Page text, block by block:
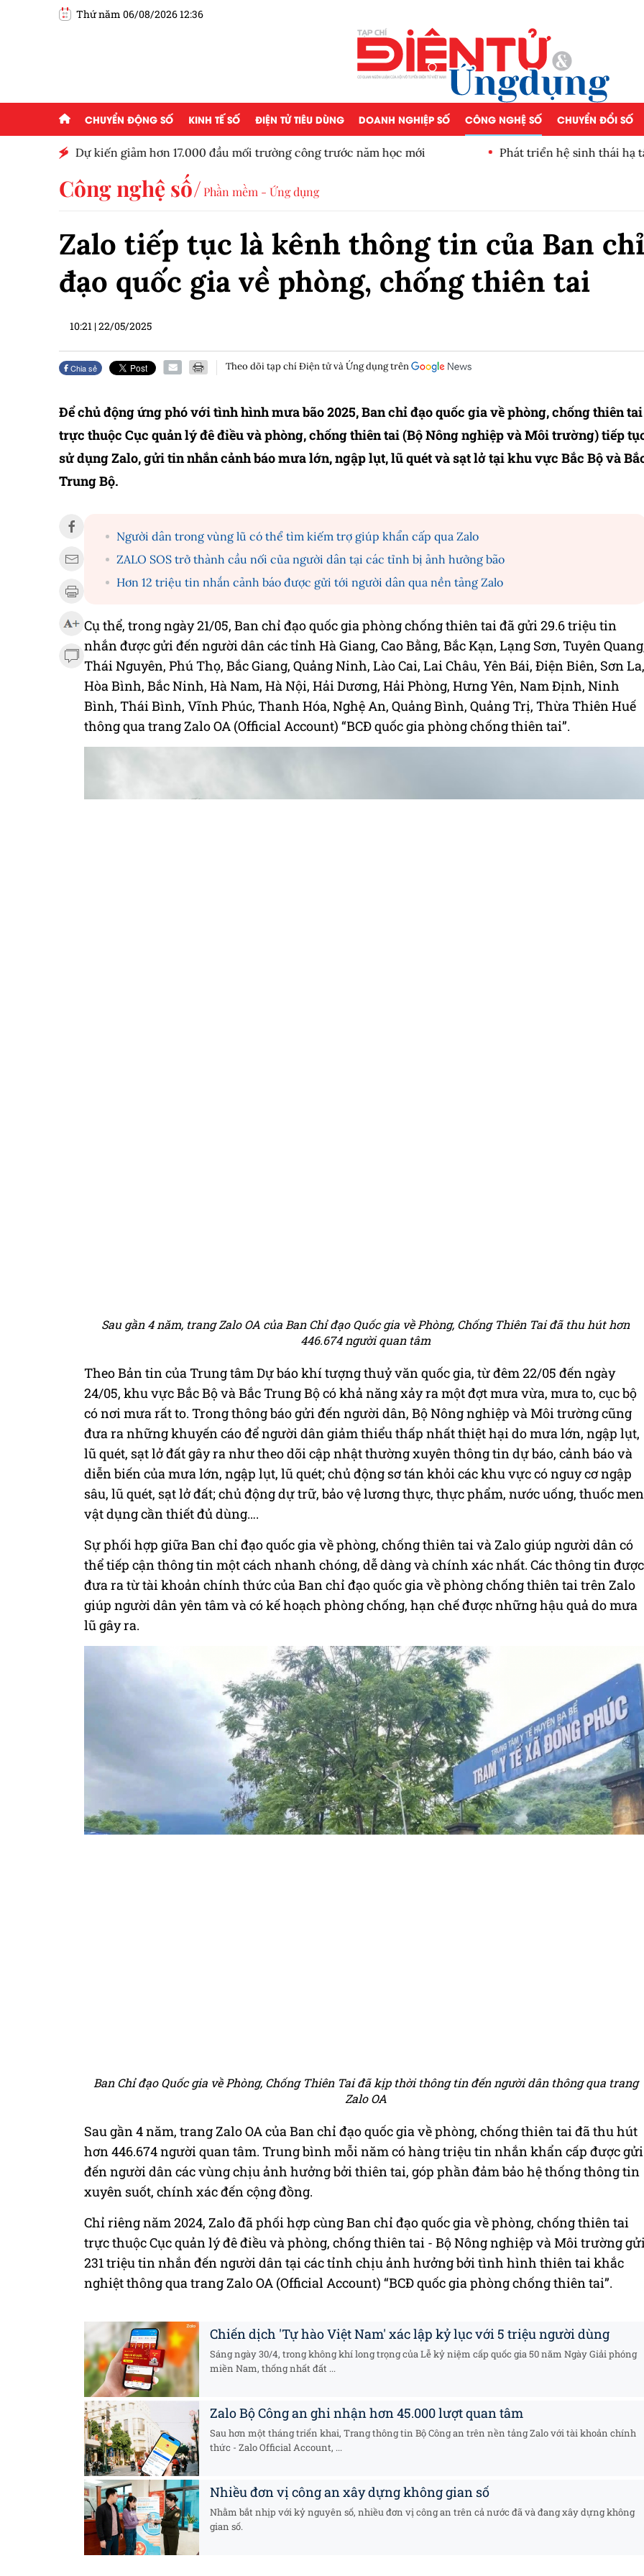
Thứ năm 06/08/2026 12:36
CHUYỂN ĐỘNG SỐ KINH TẾ SỐ ĐIỆN TỬ TIÊU DÙNG DOANH NGHIỆP SỐ CÔNG NGHỆ SỐ CHUYỂN ĐỔI SỐ
Dự kiến giảm hơn 17.000 đầu mối trường công trước năm học mới Phát triển hệ sinh thái hạ
Công nghệ số Phần mềm - Ứng dụng
Zalo tiếp tục là kênh thông tin của Ban chỉ
đạo quốc gia về phòng, chống thiên tai
10:21 |22/05/2025
Chia sẻ Theo dõi tạp chí Điện tử và Ứng dụng trên
Để chủ động ứng phó với tình hình mưa bão 2025, Ban chỉ đạo quốc gia về phòng, chống thiên tai
trực thuộc Cục quản lý đê điều và phòng, chống thiên tai (Bộ Nông nghiệp và Môi trường) tiếp
sử dụng Zalo, gửi tin nhắn cảnh báo mưa lớn, ngập lụt, lũ quét và sạt lở tại khu vực Bắc Bộ và
Trung Bộ.
Người dân trong vùng lũ có thể tìm kiếm trợ giúp khẩn cấp qua Zalo
ZALO SOS trở thành cầu nối của người dân tại các tỉnh bị ảnh hưởng bão
Hơn 12 triệu tin nhắn cảnh báo được gửi tới người dân qua nền tảng Zalo
Cụ thể, trong ngày 21/05, Ban chỉ đạo quốc gia phòng chống thiên tai đã gửi 29.6 triệu tin
nhắn được gửi đến người dân các tỉnh Hà Giang, Cao Bằng, Bắc Kạn, Lạng Sơn, Tuyên
Thái Nguyên, Phú Thọ, Bắc Giang, Quảng Ninh, Lào Cai, Lai Châu, Yên Bái, Điện Biên, Sơn La,
Hòa Bình, Bắc Ninh, Hà Nam, Hà Nội, Hải Dương, Hải Phòng, Hưng Yên, Nam Định, Ninh
Bình, Thái Bình, Vĩnh Phúc, Thanh Hóa, Nghệ An, Quảng Bình, Quảng Trị, Thừa Thiên Huế
thông qua trang Zalo OA (Official Account) “BCĐ quốc gia phòng chống thiên tai”.
Sau gần 4 năm, trang Zalo OA của Ban Chỉ đạo Quốc gia về Phòng, Chống Thiên Tai đã thu hút hơn
446.674 người quan tâm
Theo Bản tin của Trung tâm Dự báo khí tượng thuỷ văn quốc gia, từ đêm 22/05 đến ngày
24/05, khu vực Bắc Bộ và Bắc Trung Bộ có khả năng xảy ra một đợt mưa vừa, mưa to, cục bộ
có nơi mưa rất to. Trong thông báo gửi đến người dân, Bộ Nông nghiệp và Môi trường cũng
đưa ra những khuyến cáo để người dân giảm thiểu thấp nhất thiệt hại do mưa lớn, ngập lụt,
lũ quét, sạt lở đất gây ra như theo dõi cập nhật thường xuyên thông tin dự báo, cảnh báo và
diễn biến của mưa lớn, ngập lụt, lũ quét; chủ động sơ tán khỏi các khu vực có nguy cơ ngập
sâu, lũ quét, sạt lở đất; chủ động dự trữ, bảo vệ lương thực, thực phẩm, nước uống, thuốc
vật dụng cần thiết đủ dùng….
Sự phối hợp giữa Ban chỉ đạo quốc gia về phòng, chống thiên tai và Zalo giúp người dân có
thể tiếp cận thông tin một cách nhanh chóng, dễ dàng và chính xác nhất. Các thông tin được
đưa ra từ tài khoản chính thức của Ban chỉ đạo quốc gia về phòng chống thiên tai trên Zalo
giúp người dân yên tâm và có kế hoạch phòng chống, hạn chế được những hậu quả do mưa
lũ gây ra.
Ban Chỉ đạo Quốc gia về Phòng, Chống Thiên Tai đã kịp thời thông tin đến người dân thông qua trang
Zalo OA
Sau gần 4 năm, trang Zalo OA của Ban chỉ đạo quốc gia về phòng, chống thiên tai đã thu hút
hơn 446.674 người quan tâm. Trung bình mỗi năm có hàng triệu tin nhắn khẩn cấp được gửi
đến người dân các vùng chịu ảnh hưởng bởi thiên tai, góp phần đảm bảo hệ thống thông tin
xuyên suốt, chính xác đến cộng đồng.
Chỉ riêng năm 2024, Zalo đã phối hợp cùng Ban chỉ đạo quốc gia về phòng, chống thiên tai
trực thuộc Cục quản lý đê điều và phòng, chống thiên tai - Bộ Nông nghiệp và Môi trường
231 triệu tin nhắn đến người dân tại các tỉnh chịu ảnh hưởng bởi tình hình thiên tai khắc
nghiệt thông qua trang Zalo OA (Official Account) “BCĐ quốc gia phòng chống thiên tai”.
Chiến dịch 'Tự hào Việt Nam' xác lập kỷ lục với 5 triệu người dùng
Sáng ngày 30/4, trong không khí long trọng của Lễ kỷ niệm cấp quốc gia 50 năm Ngày Giải phóng
miền Nam, thống nhất đất ...
Zalo Bộ Công an ghi nhận hơn 45.000 lượt quan tâm
Sau hơn một tháng triển khai, Trang thông tin Bộ Công an trên nền tảng Zalo với tài khoản chính
thức - Zalo Official Account, ...
Nhiều đơn vị công an xây dựng không gian số
Nhằm bắt nhịp với kỷ nguyên số, nhiều đơn vị công an trên cả nước đã và đang xây dựng không
gian số.